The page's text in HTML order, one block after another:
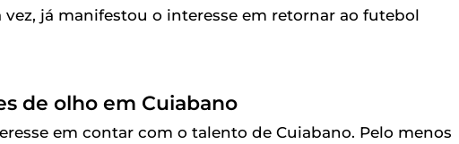
já manifestou o interesse em retornar ao futebol
de olho em Cuiabano
em contar com o talento de Cuiabano. Pelo menos